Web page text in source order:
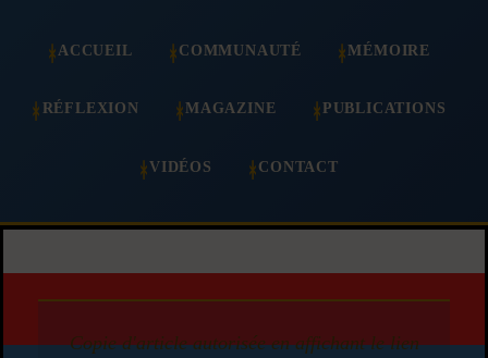
ACCUEIL COMMUNAUTÉ MÉMOIRE
RÉFLEXION MAGAZINE PUBLICATIONS
VIDÉOS CONTACT
Copie d'article autorisée en affichant le lien